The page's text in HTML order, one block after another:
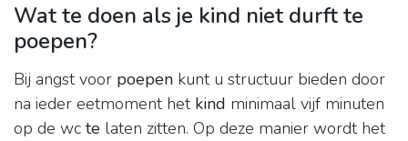
Wat te doen als je kind niet durft te
poepen?
Bij angst voor poepen kunt u structuur bieden door
na ieder eetmoment het kind minimaal vijf minuten
op de wc te laten zitten. Op deze manier wordt het